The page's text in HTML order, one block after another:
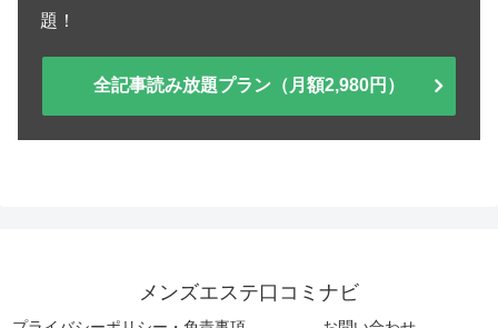
題！
全記事読み放題プラン（月額2,980円）
メンズエステ口コミナビ